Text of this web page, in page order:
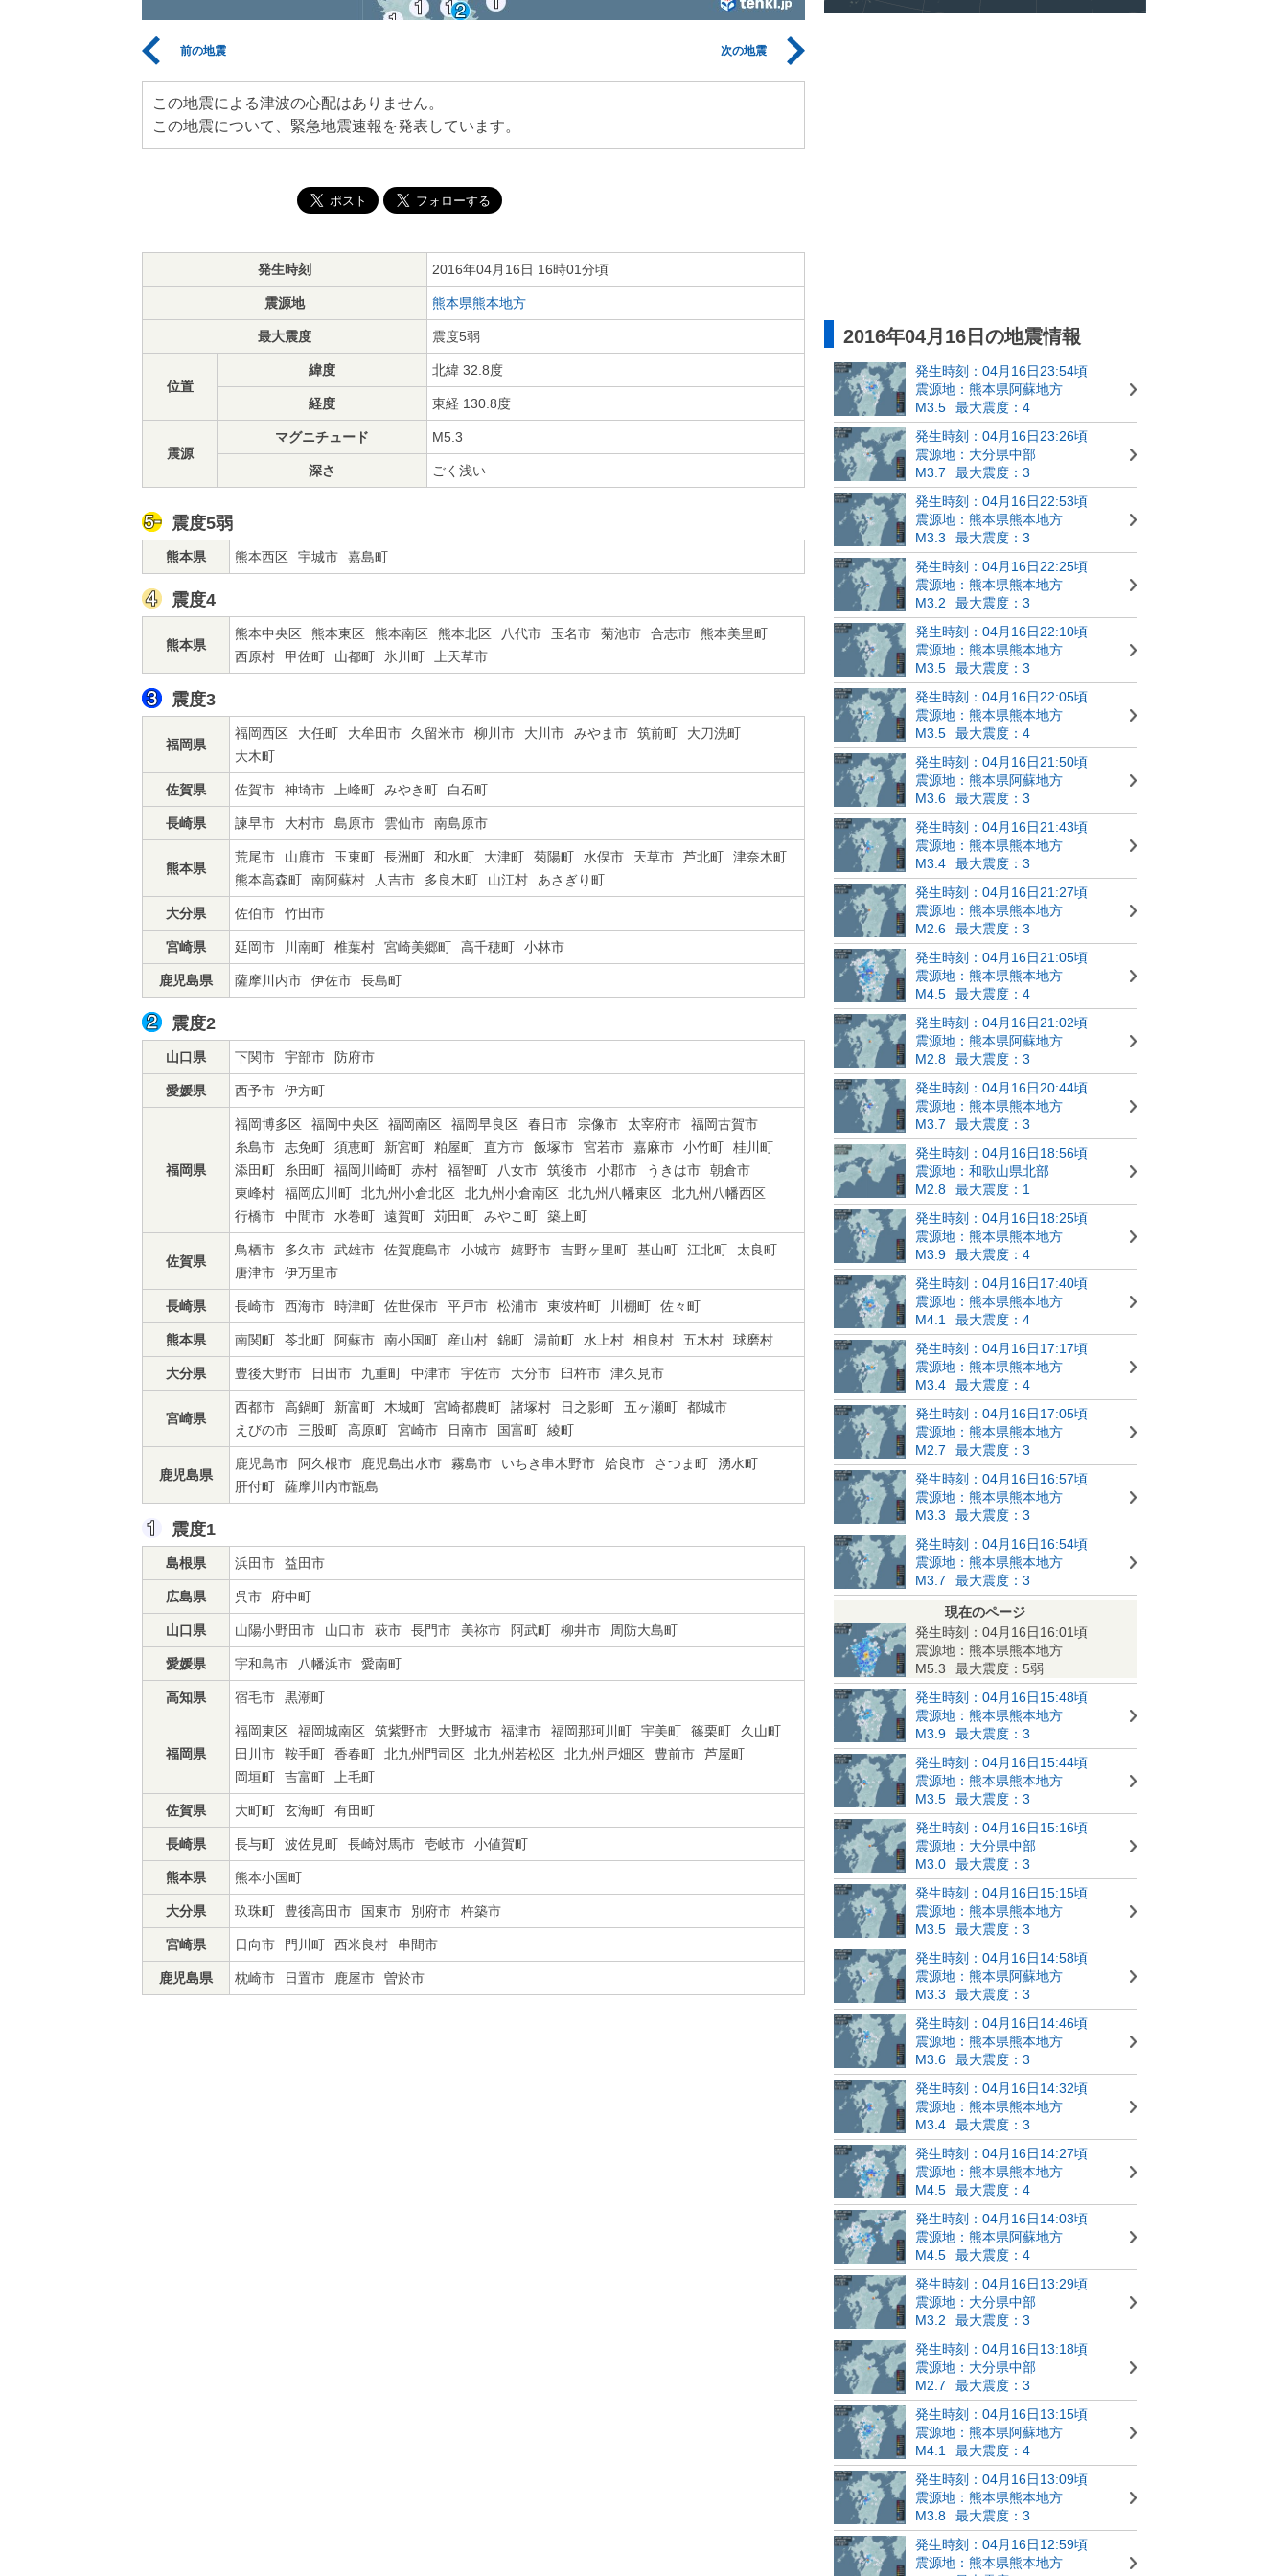
前の地震 次の地震
この地震による津波の心配はありません。
この地震について、緊急地震速報を発表しています。
発生時刻 2016年04月16日 16時01分頃
震源地 熊本県熊本地方
最大震度 震度5弱
位置
緯度 北緯 32.8度
経度 東経 130.8度
震源
マグニチュード M5.3
深さ ごく浅い
震度5弱
熊本県 熊本西区 宇城市 嘉島町
震度4
熊本県
熊本中央区 熊本東区 熊本南区 熊本北区 八代市 玉名市 菊池市 合志市
熊本美里町
西原村
甲佐町 山都町 氷川町 上天草市
震度3
福岡県
福岡西区 大任町 大牟田市 久留米市 柳川市 大川市 みやま市 筑前町
大刀洗町
大木町
佐賀県 佐賀市 神埼市 上峰町 みやき町 白石町
長崎県 諫早市 大村市 島原市 雲仙市 南島原市
熊本県
荒尾市 山鹿市 玉東町 長洲町 和水町 大津町 菊陽町 水俣市 天草市 芦北町
津奈木町
熊本高森町
南阿蘇村 人吉市 多良木町 山江村 あさぎり町
大分県 佐伯市 竹田市
宮崎県 延岡市 川南町 椎葉村 宮崎美郷町 高千穂町 小林市
鹿児島県 薩摩川内市 伊佐市 長島町
震度2
山口県 下関市 宇部市 防府市
愛媛県 西予市 伊方町
福岡県
福岡博多区 福岡中央区 福岡南区 福岡早良区 春日市 宗像市 太宰府市
福岡古賀市
糸島市
志免町 須恵町 新宮町 粕屋町 直方市 飯塚市 宮若市 嘉麻市 小竹町
桂川町
添田町
糸田町 福岡川崎町 赤村 福智町 八女市 筑後市 小郡市 うきは市
朝倉市
東峰村
福岡広川町 北九州小倉北区 北九州小倉南区 北九州八幡東区
北九州八幡西区
行橋市
中間市 水巻町 遠賀町 苅田町 みやこ町 築上町
佐賀県
鳥栖市 多久市 武雄市 佐賀鹿島市 小城市 嬉野市 吉野ヶ里町 基山町 江北町
太良町
唐津市
伊万里市
長崎県 長崎市 西海市 時津町 佐世保市 平戸市 松浦市 東彼杵町 川棚町 佐々町
熊本県 南関町 苓北町 阿蘇市 南小国町 産山村 錦町 湯前町 水上村 相良村 五木村 球磨村
大分県 豊後大野市 日田市 九重町 中津市 宇佐市 大分市 臼杵市 津久見市
宮崎県
西都市 高鍋町 新富町 木城町 宮崎都農町 諸塚村 日之影町 五ヶ瀬町
都城市
えびの市
三股町 高原町 宮崎市 日南市 国富町 綾町
鹿児島県
鹿児島市 阿久根市 鹿児島出水市 霧島市 いちき串木野市 姶良市 さつま町
湧水町
肝付町
薩摩川内市甑島
震度1
島根県 浜田市 益田市
広島県 呉市 府中町
山口県 山陽小野田市 山口市 萩市 長門市 美祢市 阿武町 柳井市 周防大島町
愛媛県 宇和島市 八幡浜市 愛南町
高知県 宿毛市 黒潮町
福岡県
福岡東区 福岡城南区 筑紫野市 大野城市 福津市 福岡那珂川町 宇美町 篠栗町
久山町
田川市
鞍手町 香春町 北九州門司区 北九州若松区 北九州戸畑区 豊前市
芦屋町
岡垣町
吉富町 上毛町
佐賀県 大町町 玄海町 有田町
長崎県 長与町 波佐見町 長崎対馬市 壱岐市 小値賀町
熊本県 熊本小国町
大分県 玖珠町 豊後高田市 国東市 別府市 杵築市
宮崎県 日向市 門川町 西米良村 串間市
鹿児島県 枕崎市 日置市 鹿屋市 曽於市
2016年04月16日の地震情報
発生時刻：04月16日23:54頃
震源地：熊本県阿蘇地方
M3.5
最大震度：4
発生時刻：04月16日23:26頃
震源地：大分県中部
M3.7
最大震度：3
発生時刻：04月16日22:53頃
震源地：熊本県熊本地方
M3.3
最大震度：3
発生時刻：04月16日22:25頃
震源地：熊本県熊本地方
M3.2
最大震度：3
発生時刻：04月16日22:10頃
震源地：熊本県熊本地方
M3.5
最大震度：3
発生時刻：04月16日22:05頃
震源地：熊本県熊本地方
M3.5
最大震度：4
発生時刻：04月16日21:50頃
震源地：熊本県阿蘇地方
M3.6
最大震度：3
発生時刻：04月16日21:43頃
震源地：熊本県熊本地方
M3.4
最大震度：3
発生時刻：04月16日21:27頃
震源地：熊本県熊本地方
M2.6
最大震度：3
発生時刻：04月16日21:05頃
震源地：熊本県熊本地方
M4.5
最大震度：4
発生時刻：04月16日21:02頃
震源地：熊本県阿蘇地方
M2.8
最大震度：3
発生時刻：04月16日20:44頃
震源地：熊本県熊本地方
M3.7
最大震度：3
発生時刻：04月16日18:56頃
震源地：和歌山県北部
M2.8
最大震度：1
発生時刻：04月16日18:25頃
震源地：熊本県熊本地方
M3.9
最大震度：4
発生時刻：04月16日17:40頃
震源地：熊本県熊本地方
M4.1
最大震度：4
発生時刻：04月16日17:17頃
震源地：熊本県熊本地方
M3.4
最大震度：4
発生時刻：04月16日17:05頃
震源地：熊本県熊本地方
M2.7
最大震度：3
発生時刻：04月16日16:57頃
震源地：熊本県熊本地方
M3.3
最大震度：3
発生時刻：04月16日16:54頃
震源地：熊本県熊本地方
M3.7
最大震度：3
現在のページ
発生時刻：04月16日16:01頃
震源地：熊本県熊本地方
M5.3
最大震度：5弱
発生時刻：04月16日15:48頃
震源地：熊本県熊本地方
M3.9
最大震度：3
発生時刻：04月16日15:44頃
震源地：熊本県熊本地方
M3.5
最大震度：3
発生時刻：04月16日15:16頃
震源地：大分県中部
M3.0
最大震度：3
発生時刻：04月16日15:15頃
震源地：熊本県熊本地方
M3.5
最大震度：3
発生時刻：04月16日14:58頃
震源地：熊本県阿蘇地方
M3.3
最大震度：3
発生時刻：04月16日14:46頃
震源地：熊本県熊本地方
M3.6
最大震度：3
発生時刻：04月16日14:32頃
震源地：熊本県熊本地方
M3.4
最大震度：3
発生時刻：04月16日14:27頃
震源地：熊本県熊本地方
M4.5
最大震度：4
発生時刻：04月16日14:03頃
震源地：熊本県阿蘇地方
M4.5
最大震度：4
発生時刻：04月16日13:29頃
震源地：大分県中部
M3.2
最大震度：3
発生時刻：04月16日13:18頃
震源地：大分県中部
M2.7
最大震度：3
発生時刻：04月16日13:15頃
震源地：熊本県阿蘇地方
M4.1
最大震度：4
発生時刻：04月16日13:09頃
震源地：熊本県熊本地方
M3.8
最大震度：3
発生時刻：04月16日12:59頃
震源地：熊本県熊本地方